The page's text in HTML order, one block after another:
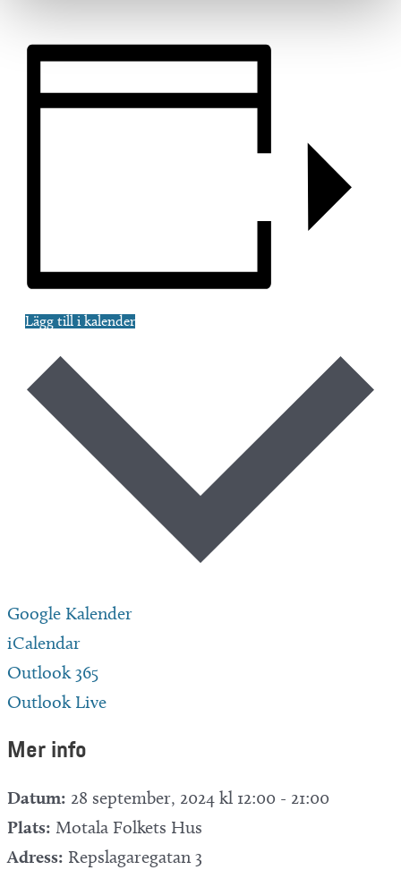
Lägg till i kalender
Google Kalender
iCalendar
Outlook 365
Outlook Live
Mer info
Datum: 28 september, 2024 kl 12:00 - 21:00
Plats: Motala Folkets Hus
Adress: Repslagaregatan 3